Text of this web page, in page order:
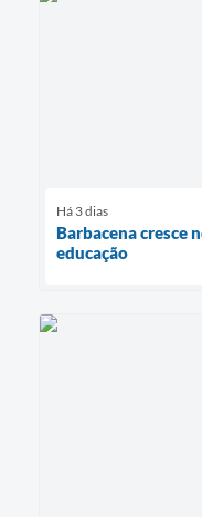
Há 3 dias
Barbacena cresce
educação